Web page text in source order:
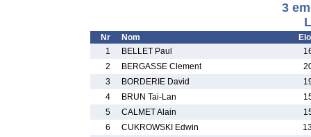
3
Nr Nom
Elo
1
BELLET Paul
2
BERGASSE Clement
3
BORDERIE David
4
BRUN Tai-Lan
5
CALMET Alain
6
CUKROWSKI Edwin